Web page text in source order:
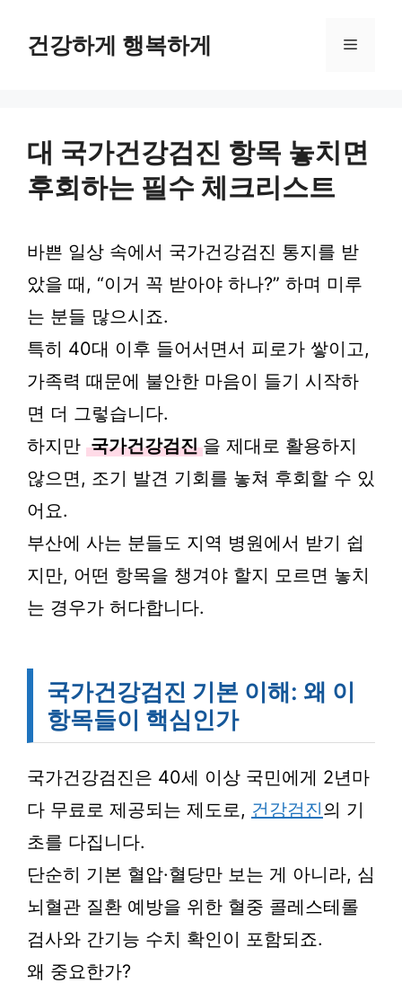
건강하게 행복하게 메
대 국가건강검진 항목 놓치면
후회하는 필수 체크리스트
바쁜 일상 속에서 국가건강검진 통지를 받
았을 때, “이거 꼭 받아야 하나?” 하며 미루
는 분들 많으시죠.
특히 40대 이후 들어서면서 피로가 쌓이고,
가족력 때문에 불안한 마음이 들기 시작하
면 더 그렇습니다.
하지만 국가건강검진 을 제대로 활용하지
않으면, 조기 발견 기회를 놓쳐 후회할 수 있
어요.
부산에 사는 분들도 지역 병원에서 받기 쉽
지만, 어떤 항목을 챙겨야 할지 모르면 놓치
는 경우가 허다합니다.
국가건강검진 기본 이해: 왜 이
항목들이 핵심인가
국가건강검진은 40세 이상 국민에게 2년마
다 무료로 제공되는 제도로, 건강검진의 기
초를 다집니다.
단순히 기본 혈압·혈당만 보는 게 아니라, 심
뇌혈관 질환 예방을 위한 혈중 콜레스테롤
검사와 간기능 수치 확인이 포함되죠.
왜 중요한가?